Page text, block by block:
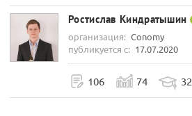
Ростислав Киндратышин
организация: Conomy
публикуется с: 17.07.2020
106 74 32